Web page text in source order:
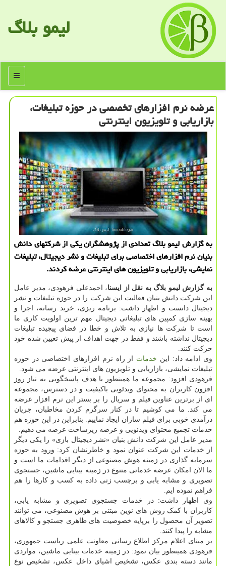
لیمو بلاگ
منو
عرضه نرم افزارهای تخصصی در حوزه تبلیغات،
بازاریابی و تلویزیون اینترنتی
به گزارش لیمو بلاگ تعدادی از پژوهشگران یکی از شرکتهای دانش
بنیان نرم افزارهای اختصاصی برای تبلیغات و نشر دیجیتال، تبلیغات
نمایشی، بازاریابی و تلویزیون های اینترنتی عرضه کردند.
به گزارش لیمو بلاگ به نقل از ایسنا، احمدعلی فرهودی، مدیر عامل
این شرکت دانش بنیان فعالیت این شرکت را در حوزه تبلیغات و نشر
دیجیتال دانست و اظهار داشت: برنامه ریزی، خرید رسانه، اجرا و
بهینه سازی کمپین های تبلیغاتی دیجیتال مهم ترین اولویت کاری ما
است تا شرکت ها نیازی به تلاش و خطا در فضای پیچیده تبلیغات
دیجیتال نداشته باشند و فقط در جهت اهداف از پیش تعیین شده خود
حرکت کنند.
وی ادامه داد: این خدمات از راه نرم افزارهای اختصاصی در حوزه
تبلیغات نمایشی، بازاریابی و تلویزیون های اینترنتی عرضه می شود.
فرهودی افزود: مجموعه ما همینطور با هدف پاسخگویی به نیاز روز
افزون کاربران به محتوای ویدئویی باکیفیت و در دسترس، مجموعه
ای از برترین عناوین فیلم و سریال را بر بستر این نرم افزار عرضه
می کند. ما می کوشیم تا در کنار سرگرم کردن مخاطبان، جریان
درآمدی خوبی برای فیلم سازان ایجاد نماییم. بنابراین در این حوزه هم
خدمات تجمیع محتوای ویدئویی و عرضه زیرساخت عرضه می دهیم.
مدیر عامل این شرکت دانش بنیان «نشر دیجیتال بازی» را یکی دیگر
از خدمات این شرکت عنوان نمود و خاطرنشان کرد: ورود به حوزه
سرمایه گذاری در زمینه هوش مصنوعی از دیگر اقدامات ما است و
ما الان امکان عرضه خدماتی متنوع در زمینه بینایی ماشین، جستجوی
تصویری و مشابه یابی و برچسب زنی داده به کسب و کارها را هم
فراهم نموده ایم.
وی اظهار داشت: در خدمات جستجوی تصویری و مشابه یابی،
کاربران با کمک روش های نوین مبتنی بر هوش مصنوعی، می توانند
تصویر آن محصول را برپایه خصوصیت های ظاهری جستجو و کالاهای
مشابه را پیدا کنند.
بر مبنای اعلام مرکز اطلاع رسانی معاونت علمی ریاست جمهوری،
فرهودی همینطور بیان نمود: در زمینه خدمات بینایی ماشین، مواردی
مانند دسته بندی عکس، تشخیص اشیای داخل عکس، تشخیص نوع